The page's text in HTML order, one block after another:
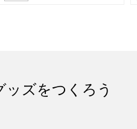
ズをつくろう